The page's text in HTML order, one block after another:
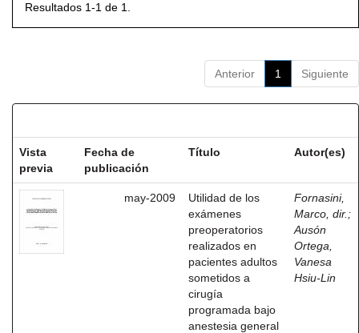
Resultados 1-1 de 1.
Anterior 1 Siguiente
Vista
previa
Fecha de
publicación
Título Autor(es)
may-2009
Utilidad de los
exámenes
preoperatorios
realizados en
pacientes adultos
sometidos a
cirugía
programada bajo
anestesia general
Fornasini,
Marco, dir. ;
Ausón
Ortega,
Vanesa
Hsiu-Lin